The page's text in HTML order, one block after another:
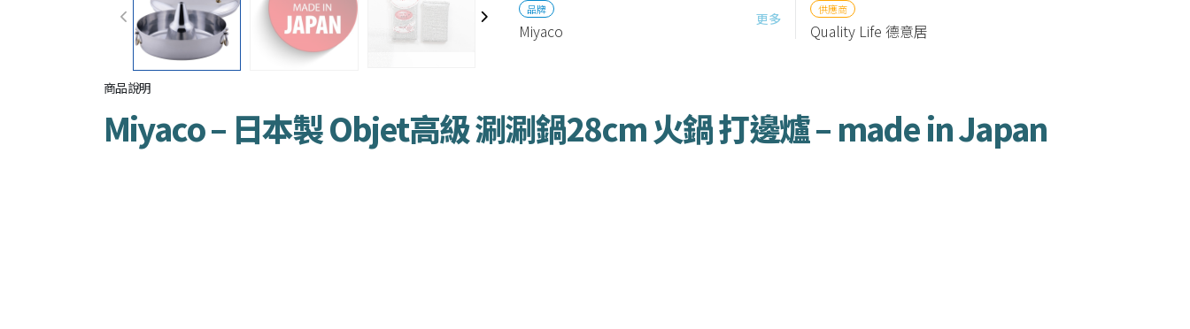
品牌
Miyaco
更多
供應商
Quality Life 德意居
商品說明
Miyaco – 日本製 Objet高級 涮涮鍋28cm 火鍋 打邊爐 – made in Japan